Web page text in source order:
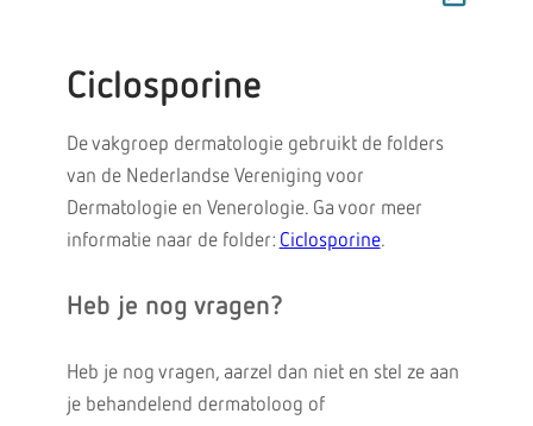
Ciclosporine
De vakgroep dermatologie gebruikt de folders
van de Nederlandse Vereniging voor
Dermatologie en Venerologie. Ga voor meer
informatie naar de folder: Ciclosporine.
Heb je nog vragen?
Heb je nog vragen, aarzel dan niet en stel ze aan
je behandelend dermatoloog of